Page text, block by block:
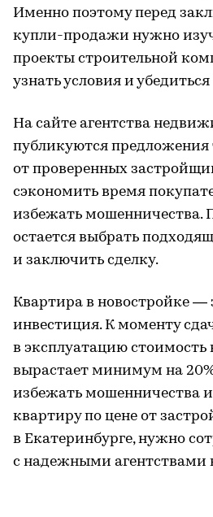
Именно поэтому перед
купли-продажи нужно
проекты строительной
узнать условия и
На сайте агентства
публикуются предложения
от проверенных
сэкономить время
избежать мошенничества.
остается выбрать
и заключить сделку.
Квартира в новостройке —
инвестиция. К моменту
в эксплуатацию стоимость
вырастает минимум на
избежать мошенничества
квартиру по цене от
в Екатеринбурге, нужно
с надежными